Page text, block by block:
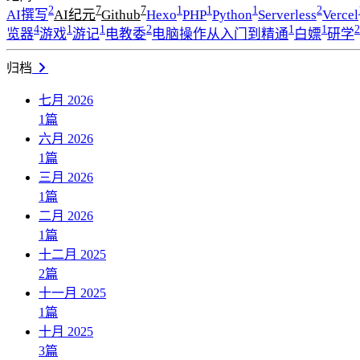
AI撰写2AI纪元7Github7Hexo1PHP1Python1Serverless2Vercel
览器4游戏1游记1 电教委2电脑操作从入门到精通1 白嫖1研学2
归档
七月 2026
1篇
六月 2026
1篇
三月 2026
1篇
二月 2026
1篇
十二月 2025
2篇
十一月 2025
1篇
十月 2025
3篇